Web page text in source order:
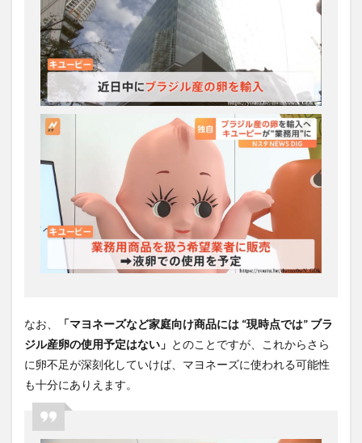
なお、 「マヨネーズなど家庭向け商品には “現時点では” ブラ
ジル産卵の使用予定はない」 とのことですが、これからさら
に卵不足が深刻化していけば、マヨネーズに使われる可能性
も十分にありえます。